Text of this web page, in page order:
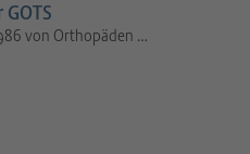
von Orthopäden …